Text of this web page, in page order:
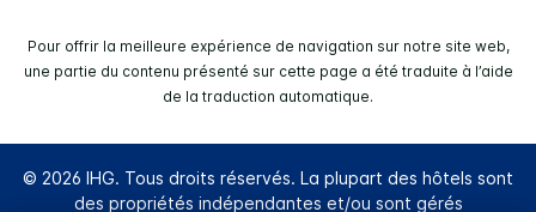
Pour offrir la meilleure expérience de navigation sur notre site web,
une partie du contenu présenté sur cette page a été traduite à l’aide
de la traduction automatique.
© 2026 IHG. Tous droits réservés. La plupart des hôtels sont
des propriétés indépendantes et/ou sont gérés